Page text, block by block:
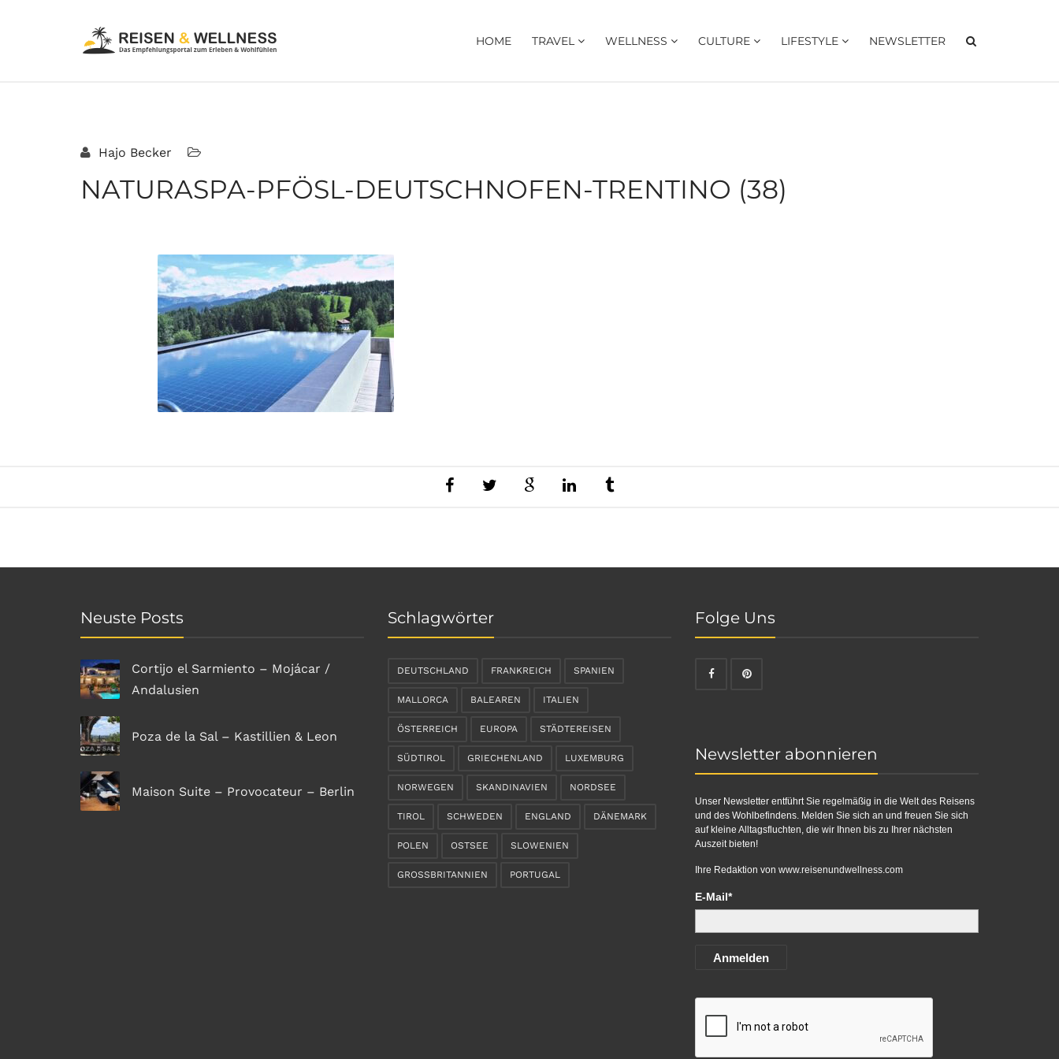
HOME TRAVEL WELLNESS CULTURE LIFESTYLE NEWSLETTER
Hajo Becker
NATURASPA-PFÖSL-DEUTSCHNOFEN-TRENTINO (38)
Neuste Posts
Cortijo el Sarmiento – Mojácar /
Andalusien
Poza de la Sal – Kastillien & Leon
Maison Suite – Provocateur – Berlin
Schlagwörter
DEUTSCHLAND FRANKREICH SPANIEN
MALLORCA BALEAREN ITALIEN
ÖSTERREICH EUROPA STÄDTEREISEN
SÜDTIROL GRIECHENLAND LUXEMBURG
NORWEGEN SKANDINAVIEN NORDSEE
TIROL SCHWEDEN ENGLAND DÄNEMARK
POLEN OSTSEE SLOWENIEN
GROSSBRITANNIEN PORTUGAL
Folge Uns
Newsletter abonnieren
Unser Newsletter entführt Sie regelmäßig in die Welt des Reisens
und des Wohlbefindens. Melden Sie sich an und freuen Sie sich
auf kleine Alltagsfluchten, die wir Ihnen bis zu Ihrer nächsten
Auszeit bieten!
Ihre Redaktion von www.reisenundwellness.com
E-Mail*
Anmelden